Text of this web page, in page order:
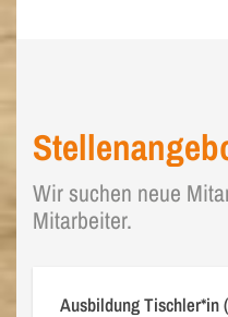
Wir suchen neue
Mitarbeiter.
Ausbildung Tischler*in